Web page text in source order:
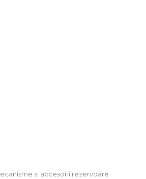
si accesorii rezervoare